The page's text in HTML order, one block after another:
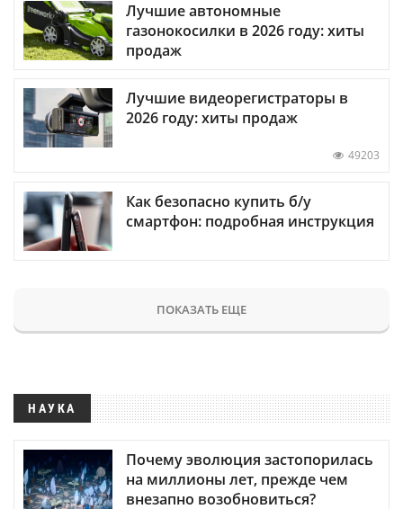
Лучшие автономные
газонокосилки в 2026 году: хиты
продаж
Лучшие видеорегистраторы в
2026 году: хиты продаж
49203
Как безопасно купить б/у
смартфон: подробная инструкция
ПОКАЗАТЬ ЕЩЕ
НАУКА
Почему эволюция застопорилась
на миллионы лет, прежде чем
внезапно возобновиться?